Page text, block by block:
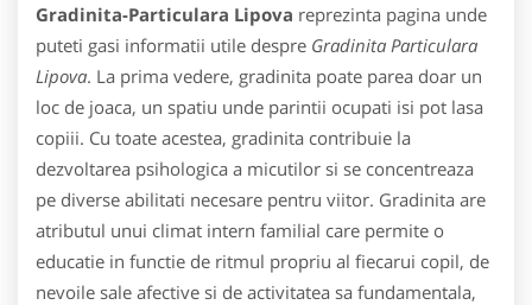
Gradinita-Particulara Lipova reprezinta pagina unde
puteti gasi informatii utile despre Gradinita Particulara
Lipova. La prima vedere, gradinita poate parea doar un
loc de joaca, un spatiu unde parintii ocupati isi pot lasa
copiii. Cu toate acestea, gradinita contribuie la
dezvoltarea psihologica a micutilor si se concentreaza
pe diverse abilitati necesare pentru viitor. Gradinita are
atributul unui climat intern familial care permite o
educatie in functie de ritmul propriu al fiecarui copil, de
nevoile sale afective si de activitatea sa fundamentala,